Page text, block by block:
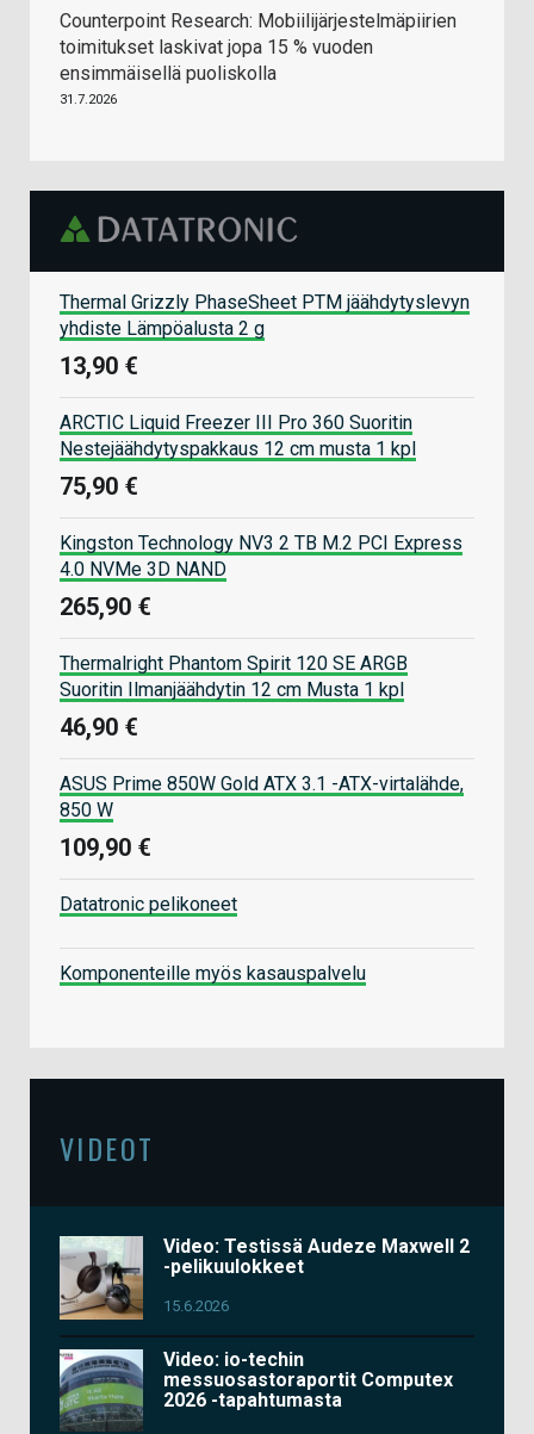
Counterpoint Research: Mobiilijärjestelmäpiirien
toimitukset laskivat jopa 15 % vuoden
ensimmäisellä puoliskolla
31.7.2026
Thermal Grizzly PhaseSheet PTM jäähdytyslevyn
yhdiste Lämpöalusta 2 g
13,90 €
ARCTIC Liquid Freezer III Pro 360 Suoritin
Nestejäähdytyspakkaus 12 cm musta 1 kpl
75,90 €
Kingston Technology NV3 2 TB M.2 PCI Express
4.0 NVMe 3D NAND
265,90 €
Thermalright Phantom Spirit 120 SE ARGB
Suoritin Ilmanjäähdytin 12 cm Musta 1 kpl
46,90 €
ASUS Prime 850W Gold ATX 3.1 -ATX-virtalähde,
850 W
109,90 €
Datatronic pelikoneet
Komponenteille myös kasauspalvelu
VIDEOT
Video: Testissä Audeze Maxwell 2
-pelikuulokkeet
15.6.2026
Video: io-techin
messuosastoraportit Computex
2026 -tapahtumasta